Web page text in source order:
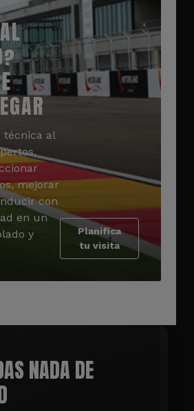
técnica al
mejorar
con
en un
y
Planifica
tu visita
NADA DE